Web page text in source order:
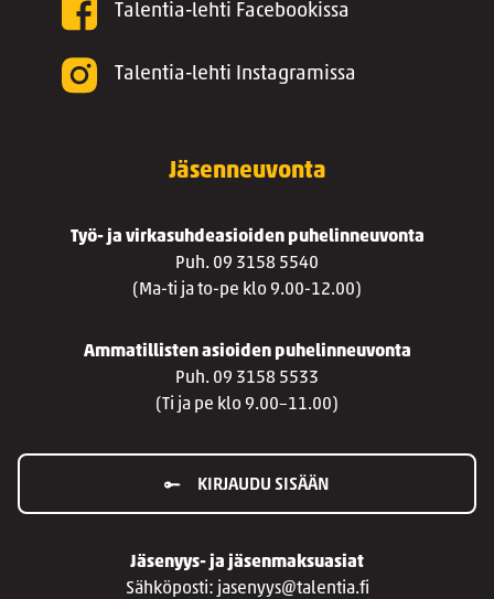
Talentia-lehti Facebookissa
Talentia-lehti Instagramissa
Jäsenneuvonta
Työ- ja virkasuhdeasioiden puhelinneuvonta
Puh. 09 3158 5540
(Ma-ti ja to-pe klo 9.00-12.00)
Ammatillisten asioiden puhelinneuvonta
Puh. 09 3158 5533
(Ti ja pe klo 9.00–11.00)
KIRJAUDU SISÄÄN
Jäsenyys- ja jäsenmaksuasiat
Sähköposti: jasenyys@talentia.fi